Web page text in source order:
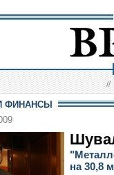
//
ФИНАНСЫ
на 30,8